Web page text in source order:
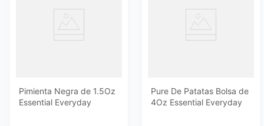
Pimienta Negra de 1.5Oz
Essential Everyday
Pure De Patatas Bolsa de
4Oz Essential Everyday